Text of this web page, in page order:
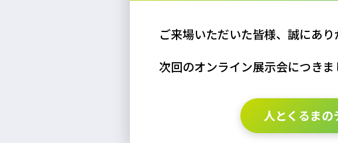
ご来場いただいた皆様、誠にあり
次回のオンライン展示会につきま
人とくるま